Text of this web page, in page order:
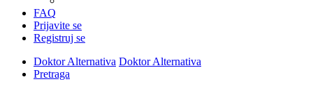
FAQ
Prijavite se
Registruj se
Doktor Alternativa Doktor Alternativa
Pretraga